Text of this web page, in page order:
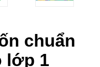
chuẩn
lớp 1